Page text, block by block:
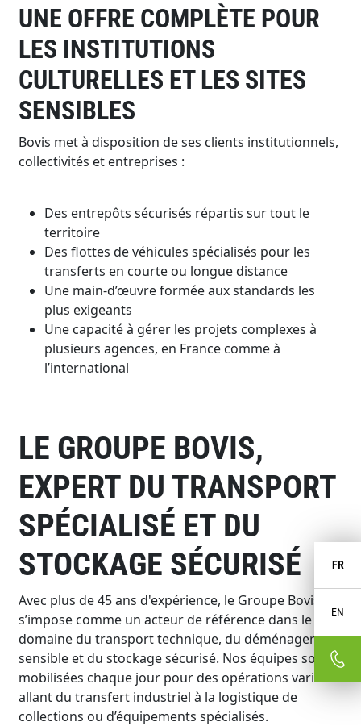
FR
EN
UNE OFFRE COMPLÈTE POUR
LES INSTITUTIONS
CULTURELLES ET LES SITES
SENSIBLES
Bovis met à disposition de ses clients institutionnels,
collectivités et entreprises :
Des entrepôts sécurisés répartis sur tout le
territoire
Des flottes de véhicules spécialisés pour les
transferts en courte ou longue distance
Une main-d’œuvre formée aux standards les
plus exigeants
Une capacité à gérer les projets complexes à
plusieurs agences, en France comme à
l’international
LE GROUPE BOVIS,
EXPERT DU TRANSPORT
SPÉCIALISÉ ET DU
STOCKAGE SÉCURISÉ
Avec plus de 45 ans d'expérience, le Groupe Bovis
s’impose comme un acteur de référence dans le
domaine du transport technique, du déménagement
sensible et du stockage sécurisé. Nos équipes sont
mobilisées chaque jour pour des opérations variées
allant du transfert industriel à la logistique de
collections ou d’équipements spécialisés.